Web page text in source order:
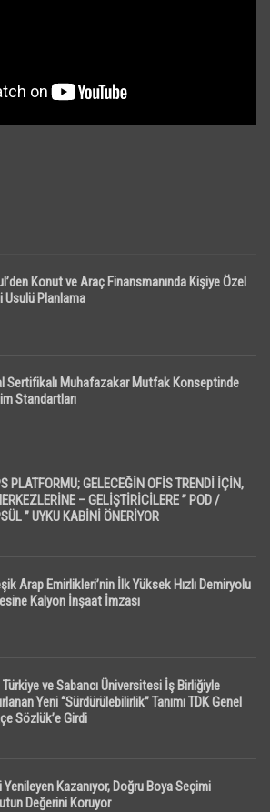
Konut ve Araç Finansmanında Kişiye Özel
Usulü Planlama
Sertifikalı Muhafazakar Mutfak Konseptinde
Standartları
PLATFORMU; GELECEĞİN OFİS TRENDİ İÇİN,
– GELİŞTİRİCİLERE ” POD /
” UYKU KABİNİ ÖNERİYOR
Arap Emirlikleri’nin İlk Yüksek Hızlı Demiryolu
Kalyon İnşaat İmzası
Türkiye ve Sabancı Üniversitesi İş Birliğiyle
Yeni “Sürdürülebilirlik” Tanımı TDK Genel
Sözlük’e Girdi
Yenileyen Kazanıyor, Doğru Boya Seçimi
Değerini Koruyor